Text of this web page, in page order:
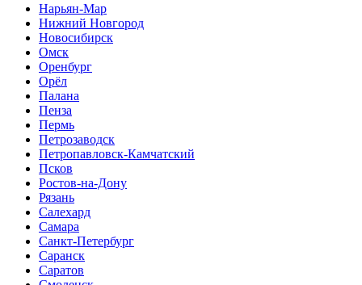
Нарьян-Мар
Нижний Новгород
Новосибирск
Омск
Оренбург
Орёл
Палана
Пенза
Пермь
Петрозаводск
Петропавловск-Камчатский
Псков
Ростов-на-Дону
Рязань
Салехард
Самара
Санкт-Петербург
Саранск
Саратов